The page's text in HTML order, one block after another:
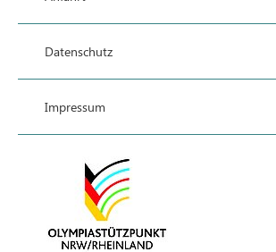
Datenschutz
Impressum